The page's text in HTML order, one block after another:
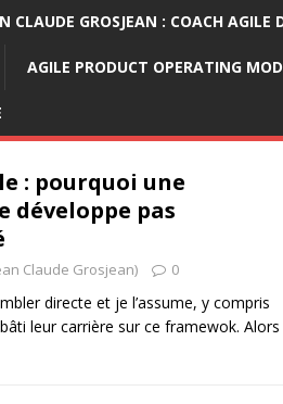
CLAUDE GROSJEAN : COACH AGILE
AGILE PRODUCT OPERATING
: pourquoi une
pas
Claude Grosjean) 0
directe et je l’assume, y compris
leur carrière sur ce framewok. Alors